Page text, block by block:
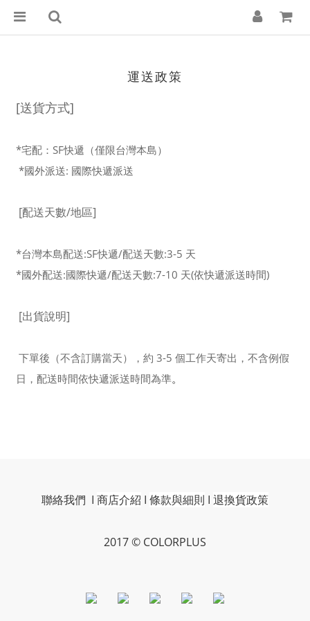
運送政策
[送貨方式]
*宅配：SF快遞（僅限台灣本島）
*國外派送: 國際快遞派送
[配送天數/地區]
*台灣本島配送:SF快遞/配送天數:3-5 天
*國外配送:國際快遞/配送天數:7-10 天(依快遞派送時間)
[出貨說明]
下單後（不含訂購當天），約 3-5 個工作天寄出，不含例假
日，配送時間依快遞派送時間為準。
聯絡我們 I 商店介紹 I 條款與細則 I 退換貨政策
2017 © COLORPLUS